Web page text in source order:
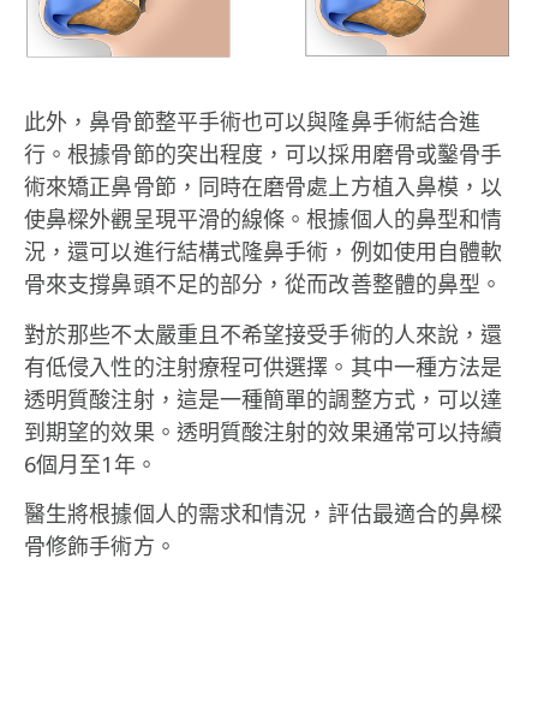
此外，鼻骨節整平手術也可以與隆鼻手術結合進
行。根據骨節的突出程度，可以採用磨骨或鑿骨手
術來矯正鼻骨節，同時在磨骨處上方植入鼻模，以
使鼻樑外觀呈現平滑的線條。根據個人的鼻型和情
況，還可以進行結構式隆鼻手術，例如使用自體軟
骨來支撐鼻頭不足的部分，從而改善整體的鼻型。
對於那些不太嚴重且不希望接受手術的人來說，還
有低侵入性的注射療程可供選擇。其中一種方法是
透明質酸注射，這是一種簡單的調整方式，可以達
到期望的效果。透明質酸注射的效果通常可以持續
6個月至1年。
醫生將根據個人的需求和情況，評估最適合的鼻樑
骨修飾手術方。